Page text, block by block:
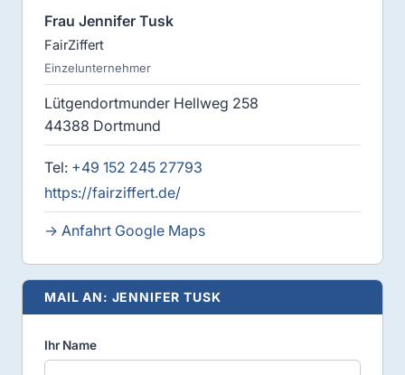
Frau Jennifer Tusk
FairZiffert
Einzelunternehmer
Lütgendortmunder Hellweg 258
44388 Dortmund
Tel: +49 152 245 27793
https://fairziffert.de/
→ Anfahrt Google Maps
MAIL AN: JENNIFER TUSK
Ihr Name